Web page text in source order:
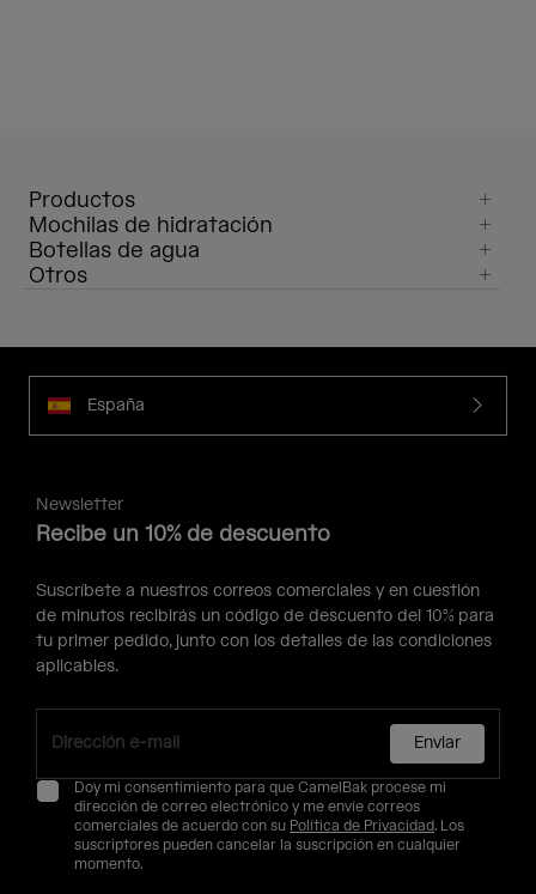
Productos
Mochilas de hidratación
Botellas de agua
Otros
España
Newsletter
Recibe un 10% de descuento
Suscríbete a nuestros correos comerciales y en cuestión
de minutos recibirás un código de descuento del 10% para
tu primer pedido, junto con los detalles de las condiciones
aplicables.
Enviar
Doy mi consentimiento para que CamelBak procese mi
dirección de correo electrónico y me envíe correos
comerciales de acuerdo con su Política de Privacidad. Los
suscriptores pueden cancelar la suscripción en cualquier
momento.